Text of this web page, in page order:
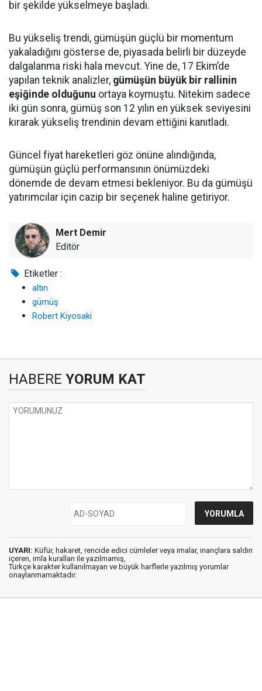
bir şekilde yükselmeye başladı.
Bu yükseliş trendi, gümüşün güçlü bir momentum
yakaladığını gösterse de, piyasada belirli bir düzeyde
dalgalanma riski hala mevcut. Yine de, 17 Ekim’de
yapılan teknik analizler, gümüşün büyük bir rallinin
eşiğinde olduğunu ortaya koymuştu. Nitekim sadece
iki gün sonra, gümüş son 12 yılın en yüksek seviyesini
kırarak yükseliş trendinin devam ettiğini kanıtladı.
Güncel fiyat hareketleri göz önüne alındığında,
gümüşün güçlü performansının önümüzdeki
dönemde de devam etmesi bekleniyor. Bu da gümüşü
yatırımcılar için cazip bir seçenek haline getiriyor.
Mert Demir
Editör
Etiketler :
altın
gümüş
Robert Kiyosaki
HABERE YORUM KAT
UYARI: Küfür, hakaret, rencide edici cümleler veya imalar, inançlara saldırı
içeren, imla kuralları ile yazılmamış,
Türkçe karakter kullanılmayan ve büyük harflerle yazılmış yorumlar
onaylanmamaktadır.